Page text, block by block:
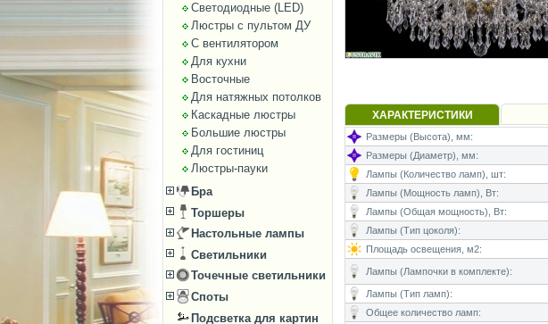
Светодиодные (LED)
Люстры с пультом ДУ
С вентилятором
Для кухни
Восточные
Для натяжных потолков
Каскадные люстры
Большие люстры
Для гостиниц
Люстры-пауки
Бра
Торшеры
Настольные лампы
Светильники
Точечные светильники
Споты
Подсветка для картин
ХАРАКТЕРИСТИКИ
Размеры (Высота), мм:
Размеры (Диаметр), мм:
Лампы (Количество ламп), шт:
Лампы (Мощность ламп), Вт:
Лампы (Общая мощность), Вт:
Лампы (Тип цоколя):
Площадь освещения, м2:
Лампы (Лампочки в комплекте):
Лампы (Тип ламп):
Общее количество ламп: